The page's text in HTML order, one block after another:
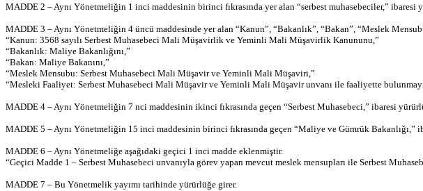
MADDE 2 – Aynı Yönetmeliğin 1 inci maddesinin birinci fıkrasında yer alan “serbest muhasebeciler,” ibaresi
MADDE 3 – Aynı Yönetmeliğin 4 üncü maddesinde yer alan “Kanun”, “Bakanlık”, “Bakan”, “Meslek
“Kanun: 3568 sayılı Serbest Muhasebeci Mali Müşavirlik ve Yeminli Mali Müşavirlik Kanununu,”
“Bakanlık: Maliye Bakanlığını,”
“Bakan: Maliye Bakanını,”
“Meslek Mensubu: Serbest Muhasebeci Mali Müşavir ve Yeminli Mali Müşaviri,”
“Mesleki Faaliyet: Serbest Muhasebeci Mali Müşavir ve Yeminli Mali Müşavir unvanı ile faaliyette
MADDE 4 – Aynı Yönetmeliğin 7 nci maddesinin ikinci fıkrasında geçen “Serbest Muhasebeci,” ibaresi
MADDE 5 – Aynı Yönetmeliğin 15 inci maddesinin birinci fıkrasında geçen “Maliye ve Gümrük Bakanlığı,”
MADDE 6 – Aynı Yönetmeliğe aşağıdaki geçici 1 inci madde eklenmiştir.
“Geçici Madde 1 – Serbest Muhasebeci unvanıyla görev yapan mevcut meslek mensupları ile Serbest
MADDE 7 – Bu Yönetmelik yayımı tarihinde yürürlüğe girer.